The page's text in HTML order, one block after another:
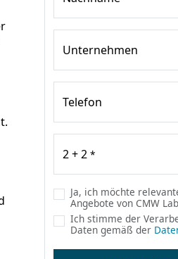
Unternehmen
Telefon
2 + 2 *
Ja, ich möchte
Angebote von CMW
Ich stimme der
Daten gemäß der